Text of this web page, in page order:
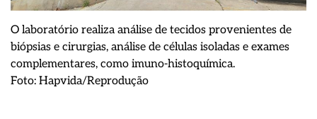
O laboratório realiza análise de tecidos provenientes de
biópsias e cirurgias, análise de células isoladas e exames
complementares, como imuno-histoquímica.
Foto: Hapvida/Reprodução